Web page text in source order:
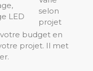
LED
selon
projet
budget en
projet. Il met